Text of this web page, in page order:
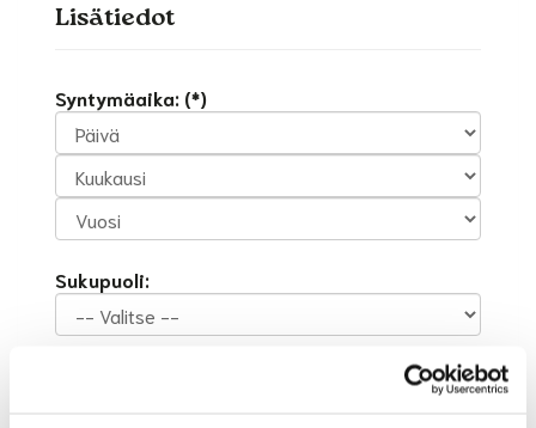
Lisätiedot
Syntymäaika: (*)
Sukupuoli:
Rekisteröidy